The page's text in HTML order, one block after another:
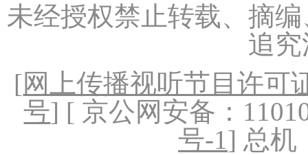
未经授权禁止转载、摘
追
[网上传播视听节目许可
号] [ 京公网安备：
号-1] 总机